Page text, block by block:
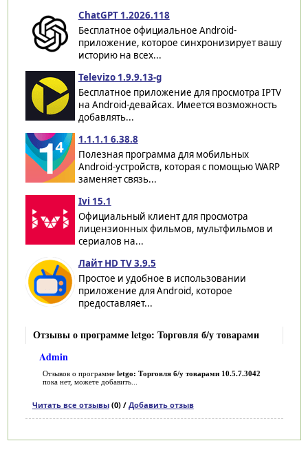
ChatGPT 1.2026.118
Бесплатное официальное Android-
приложение, которое синхронизирует вашу
историю на всех...
Televizo 1.9.9.13-g
Бесплатное приложение для просмотра IPTV
на Android-девайсах. Имеется возможность
добавлять...
1.1.1.1 6.38.8
Полезная программа для мобильных
Android-устройств, которая с помощью WARP
заменяет связь...
Ivi 15.1
Официальный клиент для просмотра
лицензионных фильмов, мультфильмов и
сериалов на...
Лайт HD TV 3.9.5
Простое и удобное в использовании
приложение для Android, которое
предоставляет...
Отзывы о программе letgo: Торговля б/у товарами
Admin
Отзывов о программе letgo: Торговля б/у товарами 10.5.7.3042
пока нет, можете добавить...
Читать все отзывы(0) / Добавить отзыв